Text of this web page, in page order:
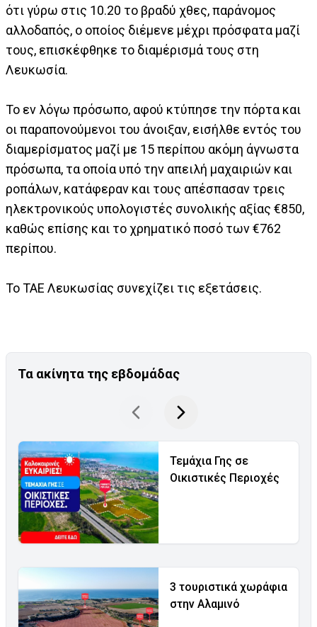
ότι γύρω στις 10.20 το βραδύ χθες, παράνομος
αλλοδαπός, ο οποίος διέμενε μέχρι πρόσφατα μαζί
τους, επισκέφθηκε το διαμέρισμά τους στη
Λευκωσία.
Το εν λόγω πρόσωπο, αφού κτύπησε την πόρτα και
οι παραπονούμενοι του άνοιξαν, εισήλθε εντός του
διαμερίσματος μαζί με 15 περίπου ακόμη άγνωστα
πρόσωπα, τα οποία υπό την απειλή μαχαιριών και
ροπάλων, κατάφεραν και τους απέσπασαν τρεις
ηλεκτρονικούς υπολογιστές συνολικής αξίας €850,
καθώς επίσης και το χρηματικό ποσό των €762
περίπου.
Το ΤΑΕ Λευκωσίας συνεχίζει τις εξετάσεις.
Τα ακίνητα της εβδομάδας
Τεμάχια Γης σε
Οικιστικές Περιοχές
3 τουριστικά χωράφια
στην Αλαμινό